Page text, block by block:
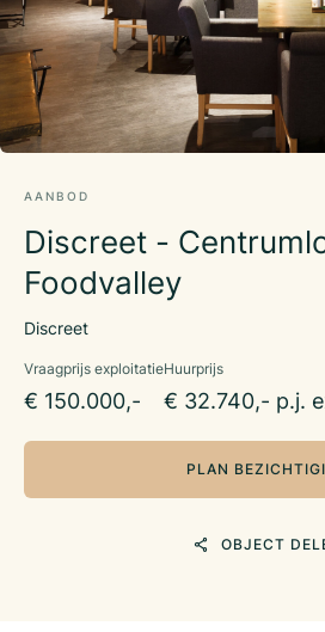
AANBOD
Discreet -
Foodvalley
Discreet
Vraagprijs exploitatie
€ 150.000,-
Huurprijs
€ 32.740,- p.j.
PLAN
OBJECT